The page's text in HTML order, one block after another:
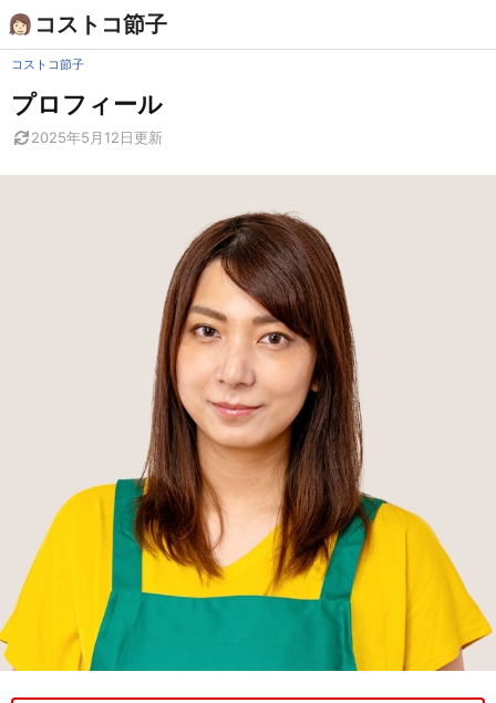
Skip
to
content
コストコ節子
コストコ節子
プロフィール
2025年5月12日更新